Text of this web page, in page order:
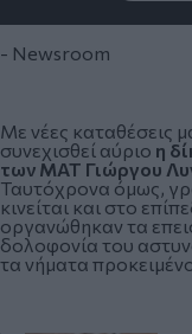
- Newsroom
Με νέες καταθέσεις
συνεχισθεί αύριο η
των ΜΑΤ Γιώργου
Ταυτόχρονα όμως,
κινείται και στο
οργανώθηκαν τα
δολοφονία του
τα νήματα